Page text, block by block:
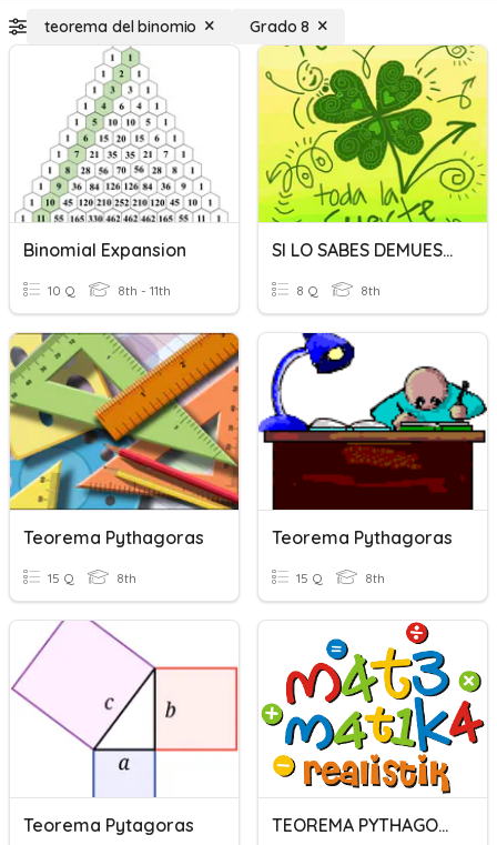
teorema del binomio Grado 8
Binomial Expansion
10 Q 8th - 11th
SI LO SABES DEMUESTRALO "BINOMIO DE NEWTON""
8 Q 8th
Teorema Pythagoras
15 Q 8th
Teorema Pythagoras
15 Q 8th
Teorema Pytagoras TEOREMA PYTHAGORAS